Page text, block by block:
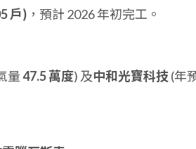
戶) ，預計 2026 年初完工。
量47.5 萬度) 及中和光寶科技 (年